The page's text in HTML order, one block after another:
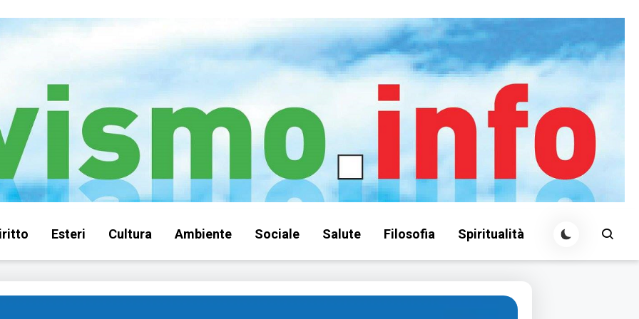
Esteri Cultura Ambiente Sociale Salute Filosofia Spiritualità